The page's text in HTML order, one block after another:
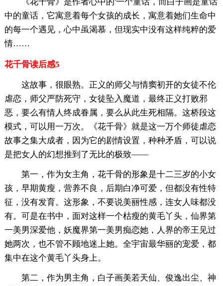
中的童话，它寓意着每个女孩的成长，寓意着她们生命中
的每一个遇见，心中虽渴慕，但现实中没有这样纯粹的爱
情……
花千骨读后感5
这故事，很眼熟。正义的师父与情窦初开的女徒不伦
虐恋，师父严防死守，女徒坠入魔道，最终正义打败邪
恶，要么有情人终成眷属，要么从此生死相隔。这桥段这
模式，可以用一万次。《花千骨》就是这一万个师徒虐恋
故事之集大成者，因为它的剧情设置，种种矛盾，可以说
是把女人的幻想推到了无比的极致——
第一，作为女主角，花千骨的形象是十二三岁的小女
孩，早期黄瘦，营养不良，后期白净可爱，但都没有性特
征，没有发育。这形象，不要说美丽性感，连女人味都没
有。可是在书中，面对这样一个枯瘦的黄毛丫头，仙界第
一美男深爱他，妖魔界第一美男痴恋她，人界的帝王见过
她两次，也不管不顾地迷上她。全宇宙最华丽的宠爱，都
集中在这个黄毛丫头身上。
第二，作为男主角，白子画美若天仙、俊逸出尘、神